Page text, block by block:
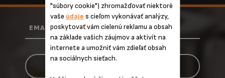
EMAIL*
"súbory cookie") zhromažďovať niektoré
vaše údaje s cieľom vykonávať analýzy,
poskytovať vám cielenú reklamu a obsah
na základe vašich záujmov a aktivít na
internete a umožniť vám zdieľať obsah
na sociálnych sieťach.